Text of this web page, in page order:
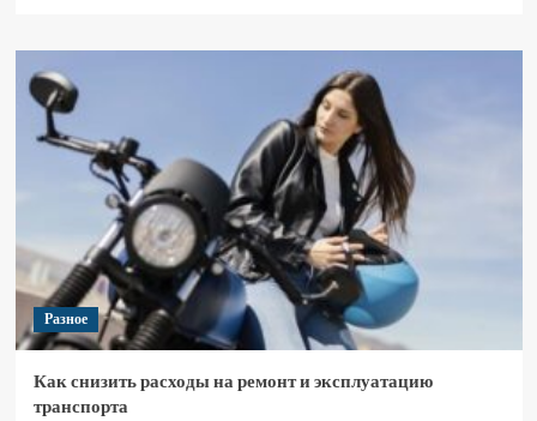
Разное
Как снизить расходы на ремонт и эксплуатацию
транспорта